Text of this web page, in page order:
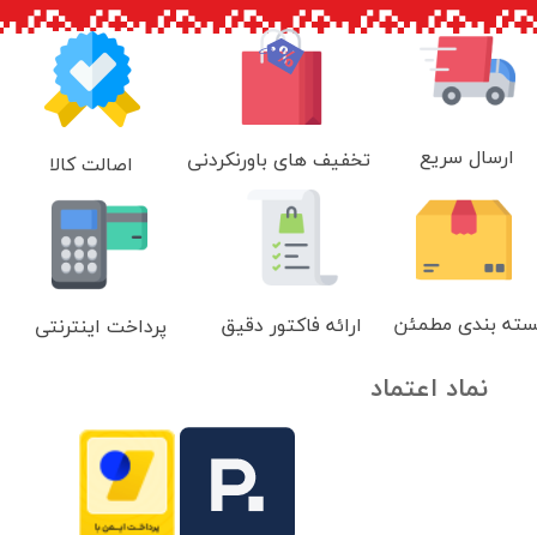
ارسال سریع اصالت کالا تخفیف های باورنکردنی
بندی مطمئن ارائه فاکتور دقیق پرداخت اینترنتی
نماد اعتماد